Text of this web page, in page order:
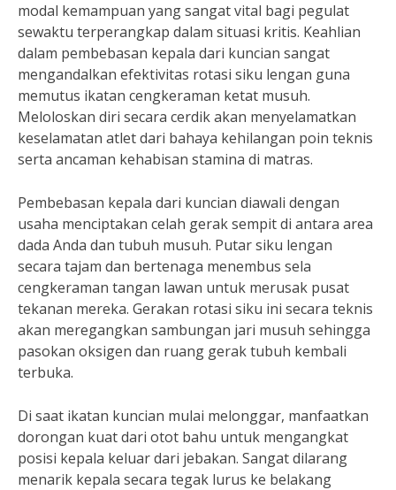
modal kemampuan yang sangat vital bagi pegulat
sewaktu terperangkap dalam situasi kritis. Keahlian
dalam pembebasan kepala dari kuncian sangat
mengandalkan efektivitas rotasi siku lengan guna
memutus ikatan cengkeraman ketat musuh.
Meloloskan diri secara cerdik akan menyelamatkan
keselamatan atlet dari bahaya kehilangan poin teknis
serta ancaman kehabisan stamina di matras.
Pembebasan kepala dari kuncian diawali dengan
usaha menciptakan celah gerak sempit di antara area
dada Anda dan tubuh musuh. Putar siku lengan
secara tajam dan bertenaga menembus sela
cengkeraman tangan lawan untuk merusak pusat
tekanan mereka. Gerakan rotasi siku ini secara teknis
akan meregangkan sambungan jari musuh sehingga
pasokan oksigen dan ruang gerak tubuh kembali
terbuka.
Di saat ikatan kuncian mulai melonggar, manfaatkan
dorongan kuat dari otot bahu untuk mengangkat
posisi kepala keluar dari jebakan. Sangat dilarang
menarik kepala secara tegak lurus ke belakang